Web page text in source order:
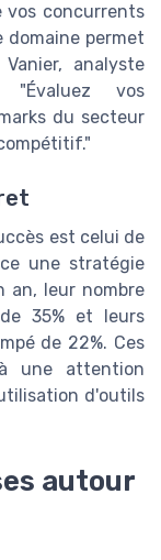
vos concurrents
domaine permet
analyste
"Évaluez vos
du secteur
est celui de
une stratégie
an, leur nombre
35% et leurs
de 22%. Ces
une attention
d'outils
autour